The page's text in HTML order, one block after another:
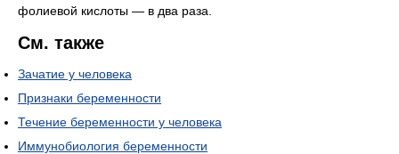
фолиевой кислоты — в два раза.
См. также
Зачатие у человека
Признаки беременности
Течение беременности у человека
Иммунобиология беременности